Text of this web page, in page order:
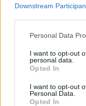
Downstream
Please note that this
not limited to your
grant or deny consent
use your data for
consent section.
Personal Data
I want to opt-out
personal data.
Opted In
I want to opt-out
Personal Data.
Opted In